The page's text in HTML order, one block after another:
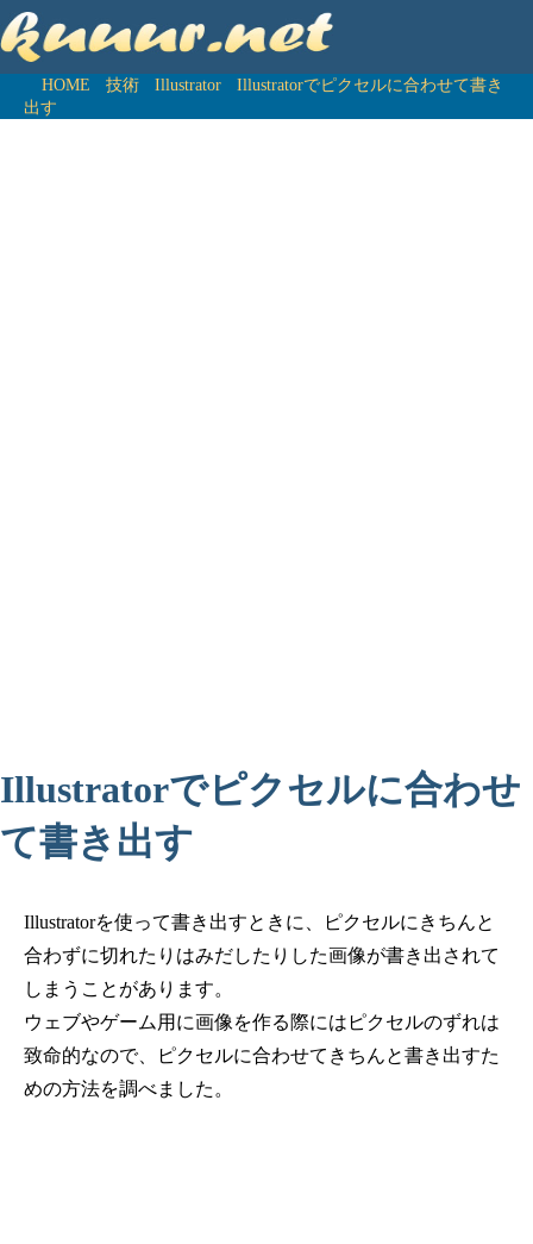
HOME 技術 Illustrator
Illustratorでピクセルに合わせて書き
出す
Illustratorでピクセルに合わせ
て書き出す
Illustratorを使って書き出すときに、ピクセルにきちんと
合わずに切れたりはみだしたりした画像が書き出されて
しまうことがあります。
ウェブやゲーム用に画像を作る際にはピクセルのずれは
致命的なので、ピクセルに合わせてきちんと書き出すた
めの方法を調べました。